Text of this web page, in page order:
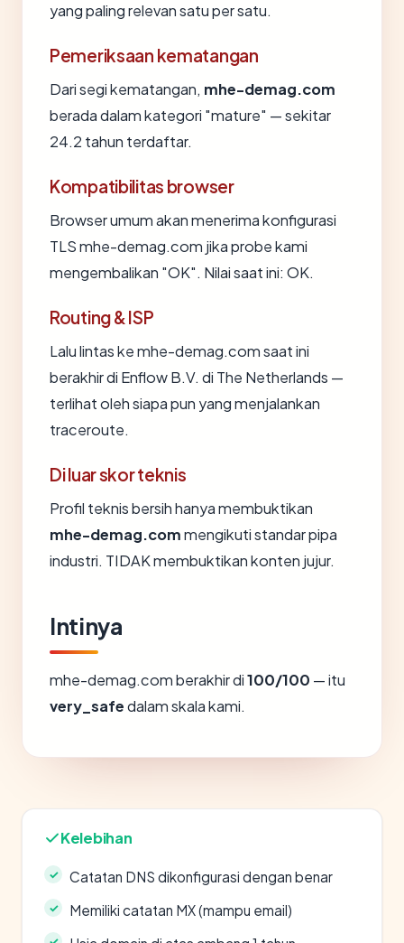
yang paling relevan satu per satu.
Pemeriksaan kematangan
Dari segi kematangan, mhe-demag.com
berada dalam kategori "mature" — sekitar
24.2 tahun terdaftar.
Kompatibilitas browser
Browser umum akan menerima konfigurasi
TLS mhe-demag.com jika probe kami
mengembalikan "OK". Nilai saat ini: OK.
Routing & ISP
Lalu lintas ke mhe-demag.com saat ini
berakhir di Enflow B.V. di The Netherlands —
terlihat oleh siapa pun yang menjalankan
traceroute.
Di luar skor teknis
Profil teknis bersih hanya membuktikan
mhe-demag.commengikuti standar pipa
industri. TIDAK membuktikan konten jujur.
Intinya
mhe-demag.com berakhir di100/100 — itu
very_safedalam skala kami.
Kelebihan
Catatan DNS dikonfigurasi dengan benar
Memiliki catatan MX (mampu email)